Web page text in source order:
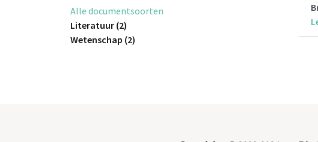
Alle documentsoorten
Literatuur (2)
Wetenschap (2)